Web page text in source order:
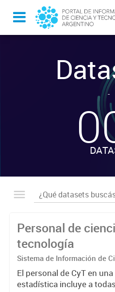
-
Personal de
tecnología
Sistema de Información de
Tecnología Argentino
El personal de CyT en
estadística incluye a